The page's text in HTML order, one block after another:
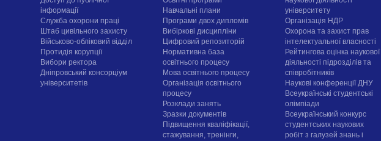
інформації
Служба охорони праці
Штаб цивільного захисту
Військово-обліковий відділ
Протидія корупції
Вибори ректора
Дніпровський консорціум
університетів
Навчальні плани
Програми двох дипломів
Вибіркові дисципліни
Цифровий репозиторій
Нормативна база
освітнього процесу
Мова освітнього процесу
Організація освітнього
процесу
Розклади занять
Зразки документів
Підвищення кваліфікації,
стажування, тренінги,
університету
Організація НДР
Охорона та захист прав
інтелектуальної власності
Рейтингова оцінка наукової
діяльності підрозділів та
співробітників
Наукові конференції ДНУ
Всеукраїнські студентські
олімпіади
Всеукраїнський конкурс
студентських наукових
робіт з галузей знань і